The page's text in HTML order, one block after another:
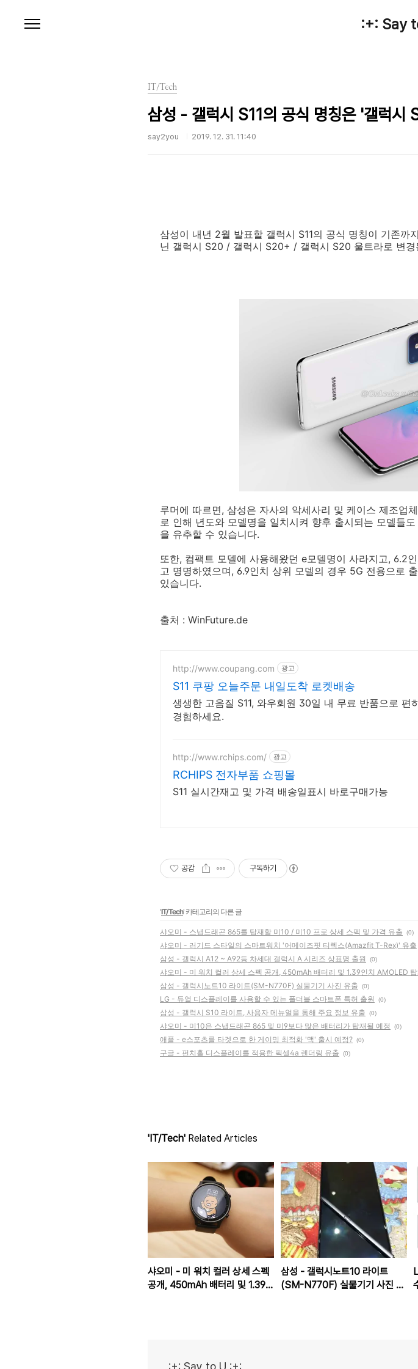
:+: Say
IT/Tech
삼성 - 갤럭시 S11의 공식 명칭은 '갤럭
say2you 2019. 12. 31. 11:40
삼성이 내년 2월 발표할 갤럭시 S11의 공식 명칭이 기존까
닌 갤럭시 S20 / 갤럭시 S20+ / 갤럭시 S20 울트라로 변
루머에 따르면, 삼성은 자사의 악세사리 및 케이스 제조업
로 인해 년도와 모델명을 일치시켜 향후 출시되는 모델들
을 유추할 수 있습니다.
또한, 컴팩트 모델에 사용해왔던 e모델명이 사라지고, 6.2
고 명명하였으며, 6.9인치 상위 모델의 경우 5G 전용으로
있습니다.
출처 : WinFuture.de
http://www.coupang.com 광고
S11 쿠팡 오늘주문 내일도착 로켓배송
생생한 고음질 S11, 와우회원 30일 내 무료 반품으로
경험하세요.
http://www.rchips.com/ 광고
RCHIPS 전자부품 쇼핑몰
S11 실시간재고 및 가격 배송일표시 바로구매가능
공감 구독하기
'IT/Tech' 카테고리의 다른 글
샤오미 - 스냅드래곤 865를 탑재할 미10 / 미10 프로 상세 스펙 및 가격 유출 (0)
샤오미 - 러기드 스타일의 스마트워치 '어메이즈핏 티렉스(Amazfit T-Rex)' 유출
삼성 - 갤럭시 A12 ~ A92등 차세대 갤럭시 A 시리즈 상표명 출원 (0)
샤오미 - 미 워치 컬러 상세 스펙 공개, 450mAh 배터리 및 1.39인치 AMOLED
삼성 - 갤럭시노트10 라이트(SM-N770F) 실물기기 사진 유출 (0)
LG - 듀얼 디스플레이를 사용할 수 있는 폴더블 스마트폰 특허 출원 (0)
삼성 - 갤럭시 S10 라이트, 사용자 메뉴얼을 통해 주요 정보 유출 (0)
샤오미 - 미10은 스냅드래곤 865 및 미9보다 많은 배터리가 탑재될 예정 (0)
애플 - e스포츠를 타겟으로 한 게이밍 최적화 '맥' 출시 예정? (0)
구글 - 펀치홀 디스플레이를 적용한 픽셀4a 렌더링 유출 (0)
'IT/Tech' Related Articles
샤오미 - 미 워치 컬러 상세 스펙
공개, 450mAh 배터리 및 1.39
삼성 - 갤럭시노트10 라이트
(SM-N770F) 실물기기 사진 유
:+: Say to U :+: